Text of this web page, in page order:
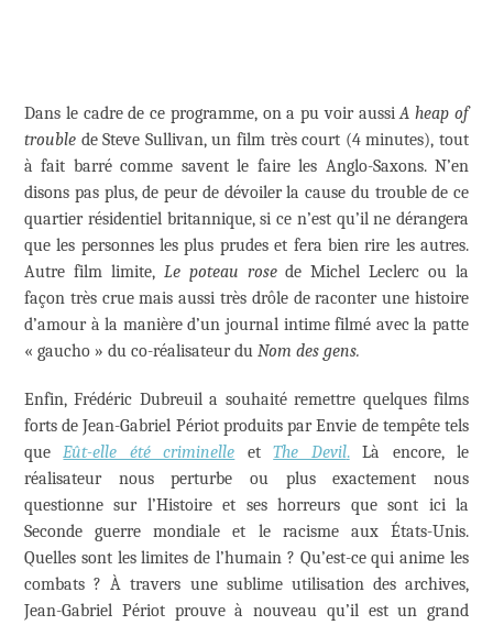
Dans le cadre de ce programme, on a pu voir aussiA heap of
trouble de Steve Sullivan, un film très court (4 minutes), tout
à fait barré comme savent le faire les Anglo-Saxons. N’en
disons pas plus, de peur de dévoiler la cause du trouble de ce
quartier résidentiel britannique, si ce n’est qu’il ne dérangera
que les personnes les plus prudes et fera bien rire les autres.
Autre film limite, Le poteau rosede Michel Leclerc ou la
façon très crue mais aussi très drôle de raconter une histoire
d’amour à la manière d’un journal intime filmé avec la patte
« gaucho » du co-réalisateur du Nom des gens.
Enfin, Frédéric Dubreuil a souhaité remettre quelques films
forts de Jean-Gabriel Périot produits par Envie de tempête tels
queEût-elle été criminelle etThe Devil.Là encore, le
réalisateur nous perturbe ou plus exactement nous
questionne sur l’Histoire et ses horreurs que sont ici la
Seconde guerre mondiale et le racisme aux États-Unis.
Quelles sont les limites de l’humain ? Qu’est-ce qui anime les
combats ? À travers une sublime utilisation des archives,
Jean-Gabriel Périot prouve à nouveau qu’il est un grand